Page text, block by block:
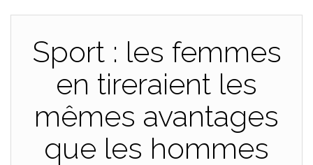
Sport : les femmes
en tireraient les
mêmes avantages
que les hommes